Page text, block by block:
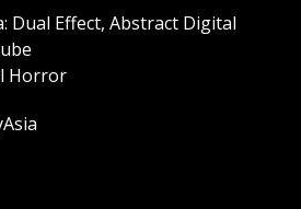
Dual Effect, Abstract Digital
Horror